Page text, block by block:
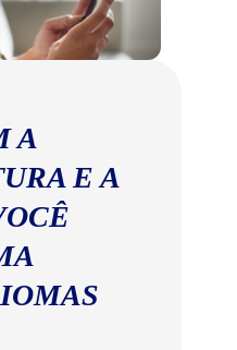
A
E A